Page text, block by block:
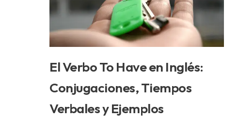
El Verbo To Have en Inglés:
Conjugaciones, Tiempos
Verbales y Ejemplos